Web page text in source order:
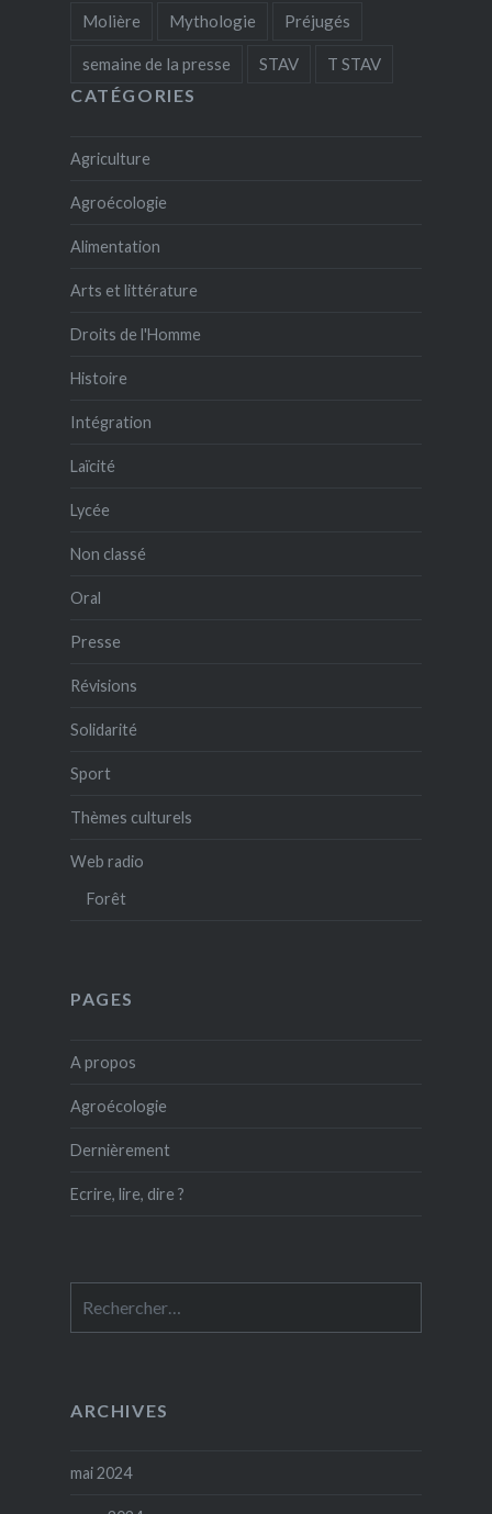
Molière Mythologie Préjugés
semaine de la presse STAV T STAV
CATÉGORIES
Agriculture
Agroécologie
Alimentation
Arts et littérature
Droits de l'Homme
Histoire
Intégration
Laïcité
Lycée
Non classé
Oral
Presse
Révisions
Solidarité
Sport
Thèmes culturels
Web radio
Forêt
PAGES
A propos
Agroécologie
Dernièrement
Ecrire, lire, dire ?
ARCHIVES
mai 2024